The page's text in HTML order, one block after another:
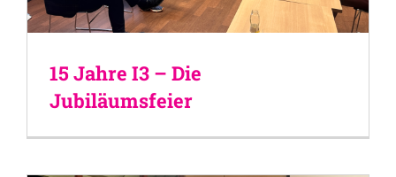
15 Jahre I3 – Die
Jubiläumsfeier